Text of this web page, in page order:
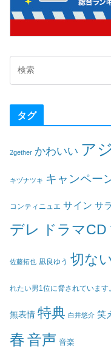
タグ
2gether かわいい ア
キヅナツキ キャンペー
コンティニュエ サイン サ
デレ ドラマCD
佐藤拓也 凪良ゆう 切な
れたい男1位に脅されています
無表情 特典 白井悠介 笑
春音声 音楽